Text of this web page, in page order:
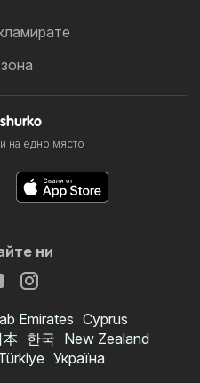
на едно място
ни
Emirates Cyprus
本 한국 New Zealand
Україна